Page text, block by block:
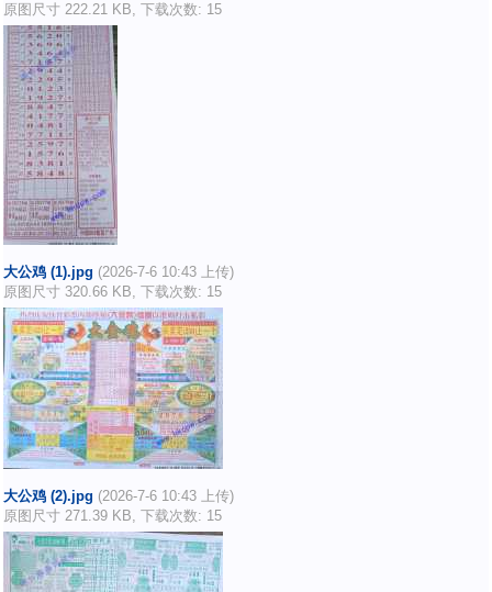
原图尺寸 222.21 KB, 下载次数: 15
大公鸡 (1).jpg (2026-7-6 10:43 上传)
原图尺寸 320.66 KB, 下载次数: 15
大公鸡 (2).jpg (2026-7-6 10:43 上传)
原图尺寸 271.39 KB, 下载次数: 15